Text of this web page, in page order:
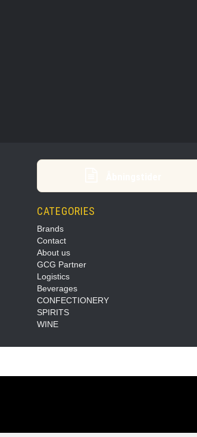
CATEGORIES
Brands
Contact
About us
GCG Partner
Logistics
Beverages
CONFECTIONERY
SPIRITS
WINE